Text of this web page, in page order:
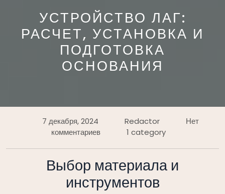
УСТРОЙСТВО ЛАГ:
РАСЧЕТ, УСТАНОВКА И
ПОДГОТОВКА
ОСНОВАНИЯ
7 декабря, 2024 Redactor
Нет
комментариев
1 category
Выбор материала и
инструментов